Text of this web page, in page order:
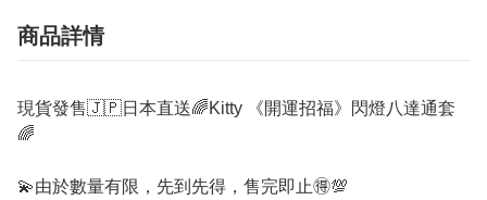
商品詳情
現貨發售🇯🇵日本直送🌈Kitty 《開運招福》閃燈八達通套
🌈
💫由於數量有限，先到先得，售完即止🉐💯